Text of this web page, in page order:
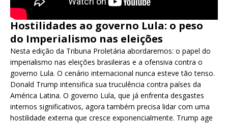
Hostilidades ao governo Lula: o peso
do Imperialismo nas eleições
Nesta edição da Tribuna Proletária abordaremos: o papel do
imperialismo nas eleições brasileiras e a ofensiva contra o
governo Lula. O cenário internacional nunca esteve tão tenso.
Donald Trump intensifica sua truculência contra países da
América Latina. O governo Lula, que já enfrenta desgastes
internos significativos, agora também precisa lidar com uma
hostilidade externa que cresce exponencialmente. Trump age